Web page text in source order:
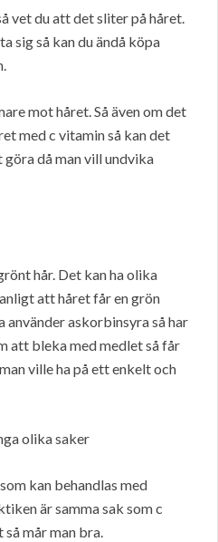
vet du att det sliter på håret.
sig så kan du ändå köpa
mot håret. Så även om det
med c vitamin så kan det
då man vill undvika
hår. Det kan ha olika
att håret får en grön
använder askorbinsyra så har
att bleka med medlet så får
ville ha på ett enkelt och
olika saker
kan behandlas med
är samma sak som c
mår man bra.